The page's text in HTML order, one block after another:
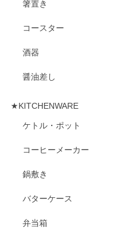
箸置き
コースター
酒器
醤油差し
★KITCHENWARE
ケトル・ポット
コーヒーメーカー
鍋敷き
バターケース
弁当箱